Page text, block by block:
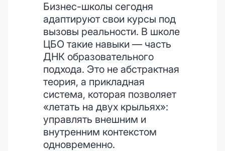
Бизнес-школы сегодня
адаптируют свои курсы под
вызовы реальности. В школе
ЦБО такие навыки — часть
ДНК образовательного
подхода. Это не абстрактная
теория, а прикладная
система, которая позволяет
«летать на двух крыльях»:
управлять внешним и
внутренним контекстом
одновременно.